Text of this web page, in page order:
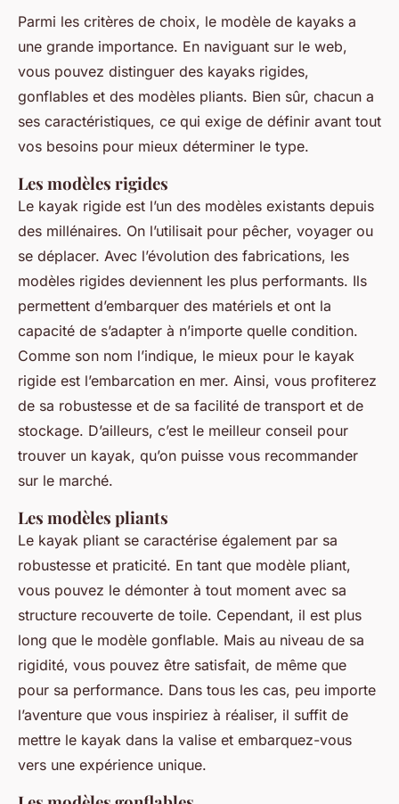
Parmi les critères de choix, le modèle de kayaks a
une grande importance. En naviguant sur le web,
vous pouvez distinguer des kayaks rigides,
gonflables et des modèles pliants. Bien sûr, chacun a
ses caractéristiques, ce qui exige de définir avant tout
vos besoins pour mieux déterminer le type.
Les modèles rigides
Le kayak rigide est l’un des modèles existants depuis
des millénaires. On l’utilisait pour pêcher, voyager ou
se déplacer. Avec l’évolution des fabrications, les
modèles rigides deviennent les plus performants. Ils
permettent d’embarquer des matériels et ont la
capacité de s’adapter à n’importe quelle condition.
Comme son nom l’indique, le mieux pour le kayak
rigide est l’embarcation en mer. Ainsi, vous profiterez
de sa robustesse et de sa facilité de transport et de
stockage. D’ailleurs, c’est le meilleur conseil pour
trouver un kayak, qu’on puisse vous recommander
sur le marché.
Les modèles pliants
Le kayak pliant se caractérise également par sa
robustesse et praticité. En tant que modèle pliant,
vous pouvez le démonter à tout moment avec sa
structure recouverte de toile. Cependant, il est plus
long que le modèle gonflable. Mais au niveau de sa
rigidité, vous pouvez être satisfait, de même que
pour sa performance. Dans tous les cas, peu importe
l’aventure que vous inspiriez à réaliser, il suffit de
mettre le kayak dans la valise et embarquez-vous
vers une expérience unique.